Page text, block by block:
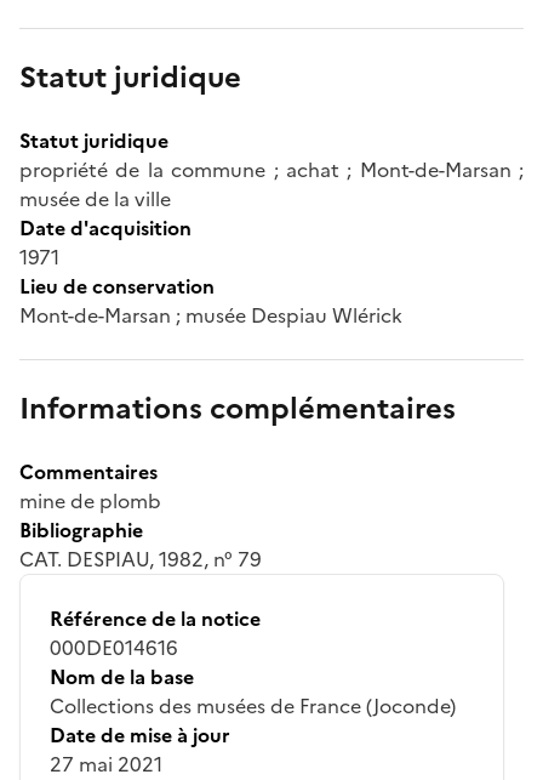
Statut juridique
Statut juridique
propriété de la commune ; achat ; Mont-de-Marsan ;
musée de la ville
Date d'acquisition
1971
Lieu de conservation
Mont-de-Marsan ; musée Despiau Wlérick
Informations complémentaires
Commentaires
mine de plomb
Bibliographie
CAT. DESPIAU, 1982, n° 79
Référence de la notice
000DE014616
Nom de la base
Collections des musées de France (Joconde)
Date de mise à jour
27 mai 2021